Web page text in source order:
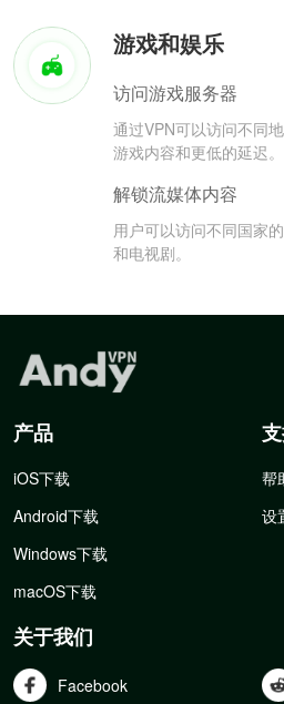
游戏和娱乐
访问游戏服务器
通过VPN可以访问不同
游戏内容和更低的延迟。
解锁流媒体内容
用户可以访问不同国家
和电视剧。
产品
iOS下载
Android下载
Windows下载
macOS下载
帮
设
关于我们
Facebook